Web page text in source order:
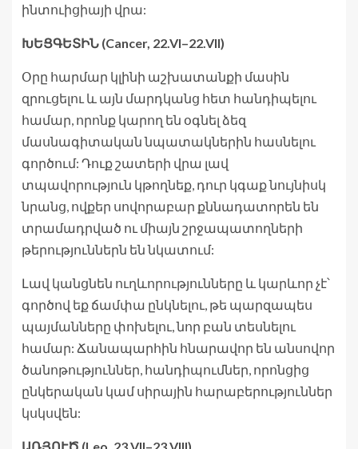
ինտուիցիայի վրա:
ԽԵՑԳԵՏԻՆ (Cancer, 22.VI–22.VII)
Օրը հարմար կլինի աշխատանքի մասին
զրուցելու և այն մարդկանց հետ հանդիպելու
համար, որոնք կարող են օգնել ձեզ
մասնագիտական նպատակներին հասնելու
գործում: Դուք շատերի վրա լավ
տպավորություն կթողնեք, դուր կգաք նույնիսկ
նրանց, ովքեր սովորաբար քննադատորեն են
տրամադրված ու միայն շրջապատողների
թերություններն են նկատում:
Լավ կանցնեն ուղևորությունները և կարևոր չէ՝
գործով եք ճամփա ընկնելու, թե պարզապես
պայմանները փոխելու, նոր բան տեսնելու
համար: Ճանապարհին հնարավոր են անսովոր
ծանոթություններ, հանդիպումներ, որոնցից
ընկերական կամ սիրային հարաբերություններ
կսկսվեն:
ԱՌՅՈՒԾ (Leo, 23.VII–23.VIII)